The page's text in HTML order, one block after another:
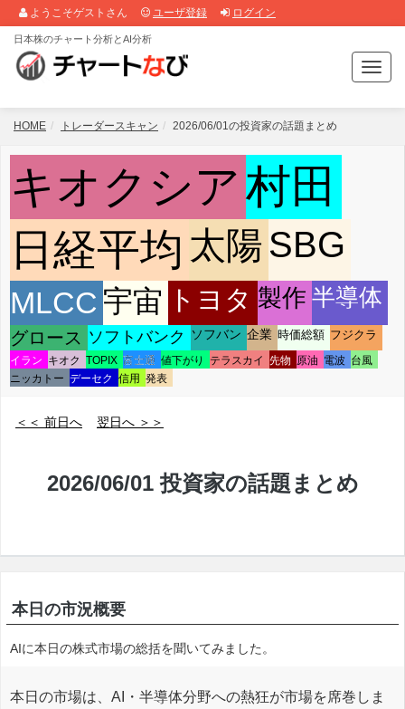
ようこそゲストさん ユーザ登録 ログイン
T
o
g
t
i
o
n
日本株のチャート分析とAI分析
HOME トレーダースキャン 2026/06/01の投資家の話題まとめ
キオクシア村田
日経平均 太陽 SBG
MLCC 宇宙 トヨタ 製作 半導体
グロース ソフトバンク ソフバン 企業 時価総額 フジクラ
イラン キオク TOPIX 富士通 値下がり テラスカイ 先物 原油 電波 台風
ニッカトー デーセク 信用 発表
＜＜ 前日へ 翌日へ ＞＞
2026/06/01 投資家の話題まとめ
本日の市況概要
AIに本日の株式市場の総括を聞いてみました。
本日の市場は、AI・半導体分野への熱狂が市場を席巻しま